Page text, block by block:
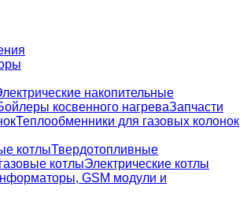
накопительные
косвенного нагреваЗапчасти
Теплообменники для газовых колонок
котлыТвердотопливные
котлыЭлектрические котлы
GSM модули и